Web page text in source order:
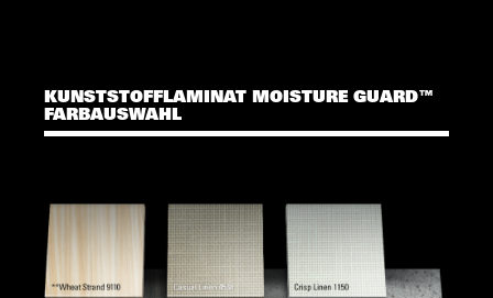
KUNSTSTOFFLAMINAT MOISTURE GUARD™
FARBAUSWAHL